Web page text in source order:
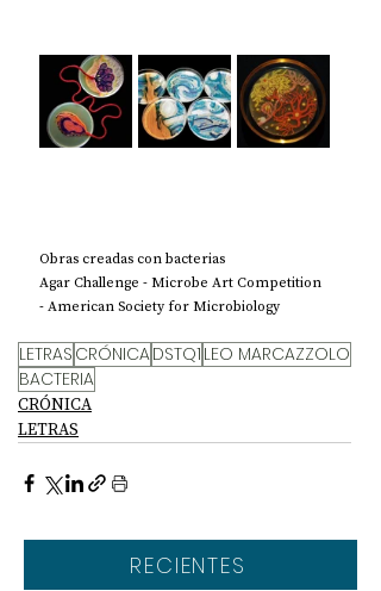
Obras creadas con bacterias
Agar Challenge - Microbe Art Competition
- American Society for Microbiology
LETRAS CRÓNICADSTQ1 LEO MARCAZZOLO
BACTERIA
CRÓNICA
LETRAS
RECIENTES